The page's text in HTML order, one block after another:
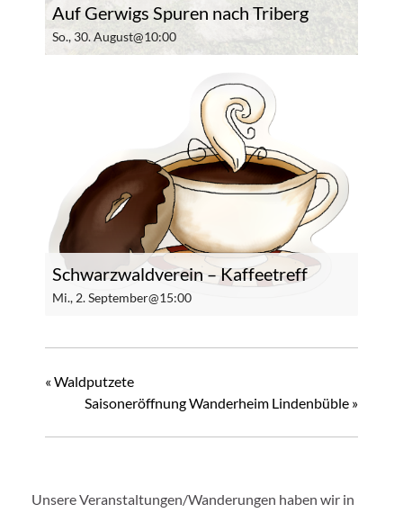
Auf Gerwigs Spuren nach Triberg
So., 30. August@10:00
Schwarzwaldverein – Kaffeetreff
Mi., 2. September@15:00
« Waldputzete
Saisoneröffnung Wanderheim Lindenbüble »
Unsere Veranstaltungen/Wanderungen haben wir in